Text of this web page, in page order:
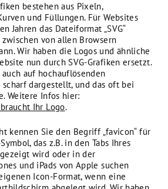
bestehen aus Pixeln,
und Füllungen. Für Websites
Jahren das Dateiformat „SVG“
von allen Browsern
Wir haben die Logos und ähnliche
nun durch SVG-Grafiken ersetzt.
auf hochauflösenden
dargestellt, und das oft bei
Weitere Infos hier:
Ihr Logo.
kennen Sie den Begriff „favicon“ für
das z.B. in den Tabs Ihres
wird oder in der
und iPads von Apple suchen
Icon-Format, wenn eine